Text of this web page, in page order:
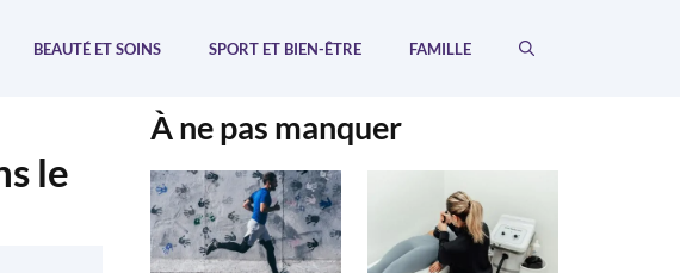
BEAUTÉ ET SOINS SPORT ET BIEN-ÊTRE FAMILLE
le
À ne pas manquer